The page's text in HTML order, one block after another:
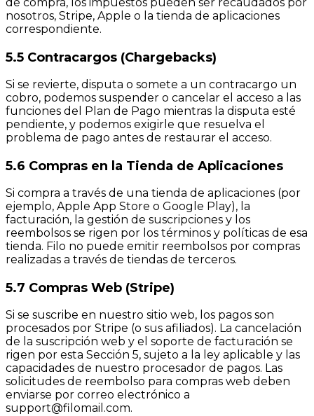
de compra, los impuestos pueden ser recaudados por
nosotros, Stripe, Apple o la tienda de aplicaciones
correspondiente.
5.5 Contracargos (Chargebacks)
Si se revierte, disputa o somete a un contracargo un
cobro, podemos suspender o cancelar el acceso a las
funciones del Plan de Pago mientras la disputa esté
pendiente, y podemos exigirle que resuelva el
problema de pago antes de restaurar el acceso.
5.6 Compras en la Tienda de Aplicaciones
Si compra a través de una tienda de aplicaciones (por
ejemplo, Apple App Store o Google Play), la
facturación, la gestión de suscripciones y los
reembolsos se rigen por los términos y políticas de esa
tienda. Filo no puede emitir reembolsos por compras
realizadas a través de tiendas de terceros.
5.7 Compras Web (Stripe)
Si se suscribe en nuestro sitio web, los pagos son
procesados por Stripe (o sus afiliados). La cancelación
de la suscripción web y el soporte de facturación se
rigen por esta Sección 5, sujeto a la ley aplicable y las
capacidades de nuestro procesador de pagos. Las
solicitudes de reembolso para compras web deben
enviarse por correo electrónico a
support@filomail.com.